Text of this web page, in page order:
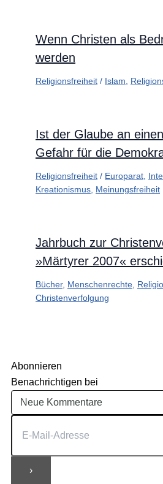
Wenn Christen als
werden
Religionsfreiheit / Islam
Ist der Glaube an
Gefahr für die
Religionsfreiheit / Europarat
Kreationismus Meinungsfreiheit
Jahrbuch zur
»Märtyrer 2007«
Bücher, Menschenrechte
Christenverfolgung
Abonnieren
Benachrichtigen bei